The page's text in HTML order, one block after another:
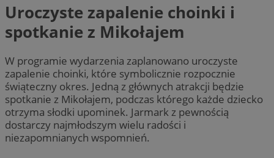
Uroczyste zapalenie choinki i
spotkanie z Mikołajem
W programie wydarzenia zaplanowano uroczyste
zapalenie choinki, które symbolicznie rozpocznie
świąteczny okres. Jedną z głównych atrakcji będzie
spotkanie z Mikołajem, podczas którego każde dziecko
otrzyma słodki upominek. Jarmark z pewnością
dostarczy najmłodszym wielu radości i
niezapomnianych wspomnień.